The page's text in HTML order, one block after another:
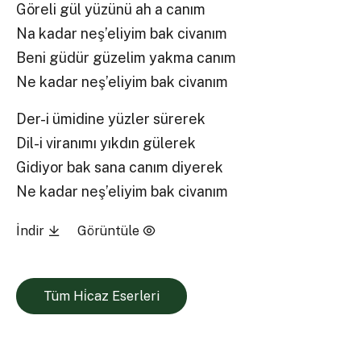
Göreli gül yüzünü ah a canım
Na kadar neş’eliyim bak civanım
Beni güdür güzelim yakma canım
Ne kadar neş’eliyim bak civanım
Der-i ümidine yüzler sürerek
Dil-i viranımı yıkdın gülerek
Gidiyor bak sana canım diyerek
Ne kadar neş’eliyim bak civanım
İndir Görüntüle
Tüm Hi̇caz Eserleri